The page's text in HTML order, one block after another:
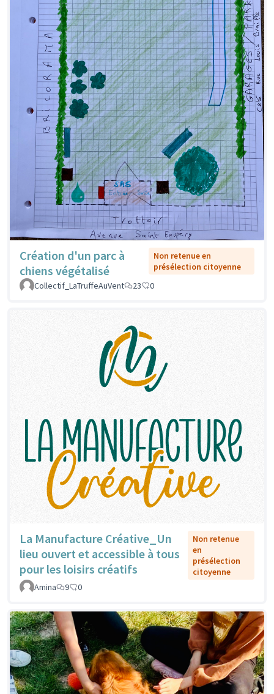
Création d'un parc à
chiens végétalisé
Non retenue en
présélection citoyenne
Collectif_LaTruffeAuVent
23 0
La Manufacture Créative_Un
lieu ouvert et accessible à tous
pour les loisirs créatifs
Non retenue
en
présélection
citoyenne
Amina
9 0